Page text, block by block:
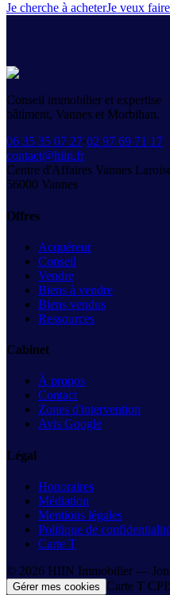
Je cherche à acheterJe veux
Conseil immobilier et expertise
bâtiment, Vannes et Morbihan.
06 35 35 07 27·02 97 69 71 17
contact@hiin.fr
Centre d'Affaires Vannes
56000 Vannes
Offres
Acquéreur
Conseil
Vendre
Biens à vendre
Biens vendus
Ressources
Cabinet
À propos
Contact
Zones d'intervention
Avis Google
Légal
Honoraires
Médiation
Mentions légales
Politique de
Carte T
© 2026 HIIN Immobilier —
Gérer mes cookies Carte T